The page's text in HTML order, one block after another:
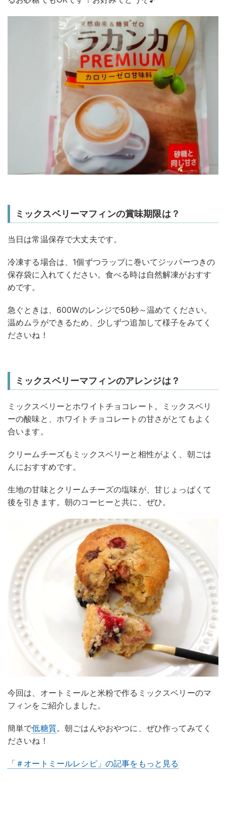
ミックスベリーマフィンの賞味期限は？
当日は常温保存で大丈夫です。
冷凍する場合は、1個ずつラップに巻いてジッパーつきの
保存袋に入れてください。食べる時は自然解凍がおすす
めです。
急ぐときは、600Wのレンジで50秒～温めてください。
温めムラができるため、少しずつ追加して様子をみてく
ださいね！
ミックスベリーマフィンのアレンジは？
ミックスベリーとホワイトチョコレート。ミックスベリ
ーの酸味と、ホワイトチョコレートの甘さがとてもよく
合います。
クリームチーズもミックスベリーと相性がよく、朝ごは
んにおすすめです。
生地の甘味とクリームチーズの塩味が、甘じょっぱくて
後を引きます。朝のコーヒーと共に、ぜひ。
今回は、オートミールと米粉で作るミックスベリーのマ
フィンをご紹介しました。
簡単で低糖質。朝ごはんやおやつに、ぜひ作ってみてく
ださいね！
「＃オートミールレシピ」の記事をもっと見る